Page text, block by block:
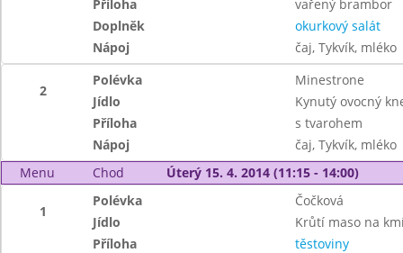
Příloha
vařený brambor
Doplněk
okurkový salát
Nápoj
čaj, Tykvík, mléko
2
Polévka
Minestrone
Jídlo
Kynutý ovocný
Příloha
s tvarohem
Nápoj
čaj, Tykvík, mléko
Menu
Chod Úterý 15. 4. 2014 (11:15 - 14:00)
1
Polévka
Čočková
Jídlo
Krůtí maso na
Příloha
těstoviny